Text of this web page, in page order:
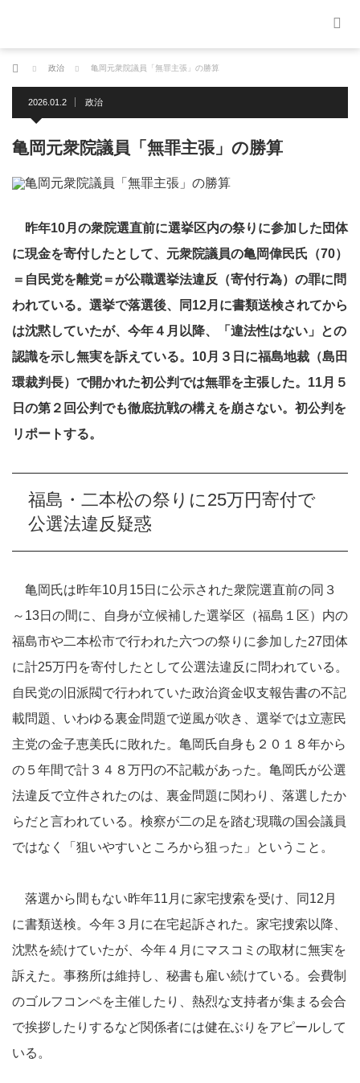
ホーム 政治 亀岡元衆院議員「無罪主張」の勝算
2026.01.2 政治
亀岡元衆院議員「無罪主張」の勝算
昨年10月の衆院選直前に選挙区内の祭りに参加した団体
に現金を寄付したとして、元衆院議員の亀岡偉民氏（70）
＝自民党を離党＝が公職選挙法違反（寄付行為）の罪に問
われている。選挙で落選後、同12月に書類送検されてから
は沈黙していたが、今年４月以降、「違法性はない」との
認識を示し無実を訴えている。10月３日に福島地裁（島田
環裁判長）で開かれた初公判では無罪を主張した。11月５
日の第２回公判でも徹底抗戦の構えを崩さない。初公判を
リポートする。
福島・二本松の祭りに25万円寄付で
公選法違反疑惑
亀岡氏は昨年10月15日に公示された衆院選直前の同３
～13日の間に、自身が立候補した選挙区（福島１区）内の
福島市や二本松市で行われた六つの祭りに参加した27団体
に計25万円を寄付したとして公選法違反に問われている。
自民党の旧派閥で行われていた政治資金収支報告書の不記
載問題、いわゆる裏金問題で逆風が吹き、選挙では立憲民
主党の金子恵美氏に敗れた。亀岡氏自身も２０１８年から
の５年間で計３４８万円の不記載があった。亀岡氏が公選
法違反で立件されたのは、裏金問題に関わり、落選したか
らだと言われている。検察が二の足を踏む現職の国会議員
ではなく「狙いやすいところから狙った」ということ。
落選から間もない昨年11月に家宅捜索を受け、同12月
に書類送検。今年３月に在宅起訴された。家宅捜索以降、
沈黙を続けていたが、今年４月にマスコミの取材に無実を
訴えた。事務所は維持し、秘書も雇い続けている。会費制
のゴルフコンペを主催したり、熱烈な支持者が集まる会合
で挨拶したりするなど関係者には健在ぶりをアピールして
いる。